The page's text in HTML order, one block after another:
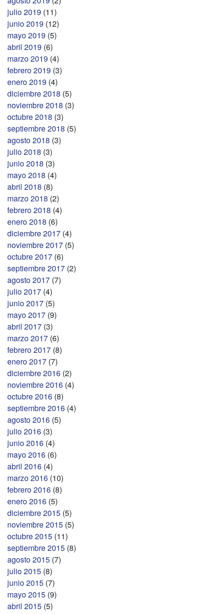
julio 2019 (11)
junio 2019 (12)
mayo 2019 (5)
abril 2019 (6)
marzo 2019 (4)
febrero 2019 (3)
enero 2019 (4)
diciembre 2018 (5)
noviembre 2018 (3)
octubre 2018 (3)
septiembre 2018 (5)
agosto 2018 (3)
julio 2018 (3)
junio 2018 (3)
mayo 2018 (4)
abril 2018 (8)
marzo 2018 (2)
febrero 2018 (4)
enero 2018 (6)
diciembre 2017 (4)
noviembre 2017 (5)
octubre 2017 (6)
septiembre 2017 (2)
agosto 2017 (7)
julio 2017 (4)
junio 2017 (5)
mayo 2017 (9)
abril 2017 (3)
marzo 2017 (6)
febrero 2017 (8)
enero 2017 (7)
diciembre 2016 (2)
noviembre 2016 (4)
octubre 2016 (8)
septiembre 2016 (4)
agosto 2016 (5)
julio 2016 (3)
junio 2016 (4)
mayo 2016 (6)
abril 2016 (4)
marzo 2016 (10)
febrero 2016 (8)
enero 2016 (5)
diciembre 2015 (5)
noviembre 2015 (5)
octubre 2015 (11)
septiembre 2015 (8)
agosto 2015 (7)
julio 2015 (8)
junio 2015 (7)
mayo 2015 (9)
abril 2015 (5)